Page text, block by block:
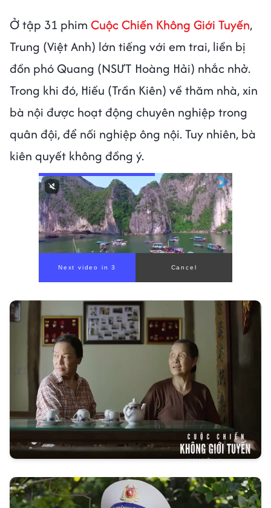
Ở tập 31 phim Cuộc Chiến Không Giới Tuyến,
Trung (Việt Anh) lớn tiếng với em trai, liền bị
đồn phó Quang (NSƯT Hoàng Hải) nhắc nhở.
Trong khi đó, Hiếu (Trần Kiên) về thăm nhà, xin
bà nội được hoạt động chuyên nghiệp trong
quân đội, để nối nghiệp ông nội. Tuy nhiên, bà
kiên quyết không đồng ý.
00:00/ 00:59